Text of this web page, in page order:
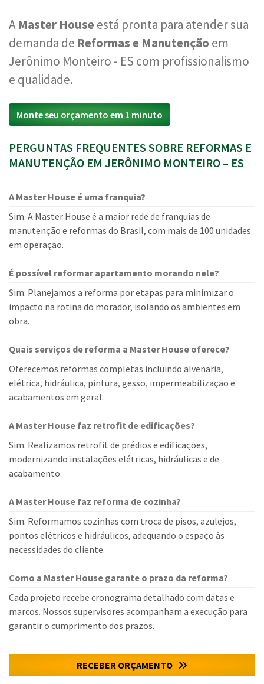
AMaster House está pronta para atender sua
demanda de Reformas e Manutenção em
Jerônimo Monteiro - ES com profissionalismo
e qualidade.
Monte seu orçamento em 1 minuto
PERGUNTAS FREQUENTES SOBRE REFORMAS E
MANUTENÇÃO EM JERÔNIMO MONTEIRO – ES
A Master House é uma franquia?
Sim. A Master House é a maior rede de franquias de
manutenção e reformas do Brasil, com mais de 100 unidades
em operação.
É possível reformar apartamento morando nele?
Sim. Planejamos a reforma por etapas para minimizar o
impacto na rotina do morador, isolando os ambientes em
obra.
Quais serviços de reforma a Master House oferece?
Oferecemos reformas completas incluindo alvenaria,
elétrica, hidráulica, pintura, gesso, impermeabilização e
acabamentos em geral.
A Master House faz retrofit de edificações?
Sim. Realizamos retrofit de prédios e edificações,
modernizando instalações elétricas, hidráulicas e de
acabamento.
A Master House faz reforma de cozinha?
Sim. Reformamos cozinhas com troca de pisos, azulejos,
pontos elétricos e hidráulicos, adequando o espaço às
necessidades do cliente.
Como a Master House garante o prazo da reforma?
Cada projeto recebe cronograma detalhado com datas e
marcos. Nossos supervisores acompanham a execução para
garantir o cumprimento dos prazos.
RECEBER ORÇAMENTO